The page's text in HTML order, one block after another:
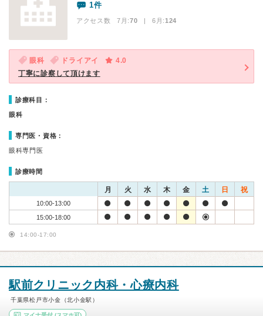
1件
アクセス数 7月:70 | 6月:124
眼科 ドライアイ
4.0
丁寧に診察して頂けます
診療科目：
眼科
専門医・資格：
眼科専門医
診療時間
月 火 水 木 金 土 日 祝
10:00-13:00
15:00-18:00
14:00-17:00
駅前クリニック内科・心療内科
千葉県松戸市小金（北小金駅）